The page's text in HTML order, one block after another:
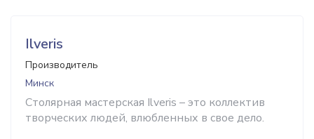
Ilveris
Производитель
Минск
Столярная мастерская Ilveris – это коллектив
творческих людей, влюбленных в свое дело.